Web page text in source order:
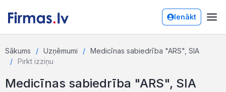
Ienākt
Sākums Uzņēmumi
Medicīnas sabiedrība "ARS", SIA
Pirkt izziņu
Medicīnas sabiedrība "ARS", SIA